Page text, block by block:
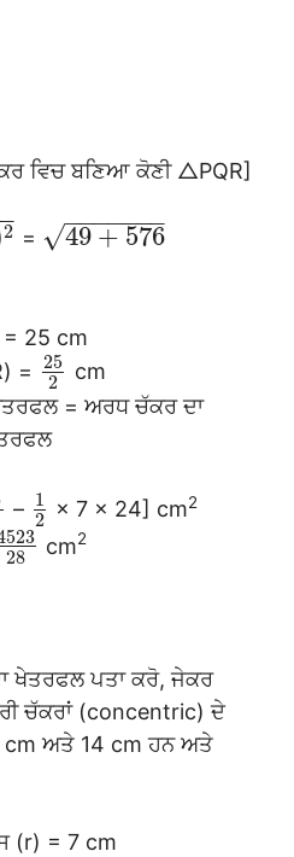
ਵਿਚ ਬਣਿਆ ਕੋਣੀ △PQR]
2 = 49 + 576
− −
−−−−−
√
25 cm
=
25
2
cm
= ਅਰਧ ਚੱਕਰ ਦਾ
– 1
2
× 7 × 24] cm2
28
cm2
ਖੇਤਰਫਲ ਪਤਾ ਕਰੋ, ਜੇਕਰ
ਚੱਕਰਾਂ (concentric) ਦੇ
ਅਤੇ 14 cm ਹਨ ਅਤੇ
(r) = 7 cm